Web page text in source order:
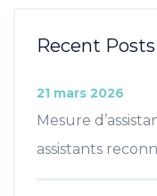
Recent Posts
Mesure
assistants
21 mars 2026